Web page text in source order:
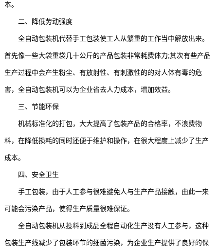
本。
二、降低劳动强度
全自动包装机代替手工包装使工人从繁重的工作当中解放出来。
首先像一些大袋重袋几十公斤的产品包装非常耗费体力;其次有些产品
生产过程中会产生粉尘、有放射性、有刺激性的的对人体有毒的危
害，全自动包装机可以为企业省去人力成本，增加效益。
三、节能环保
机械标准化的打包，大大提高了包装产品的合格率，不浪费物
料，在降低损耗的同时还便于维护和操作，在很大程度上减少了生产
成本。
四、安全卫生
手工包装，由于人工参与很难避免人与生产产品接触，由此一来
可能会污染产品，使得生产质量很难保证。
全自动包装机从投料到成品全程自动化生产没有人工参与，这种
包装生产线减少了包装环节的细菌污染，为企业生产提供了良好的保